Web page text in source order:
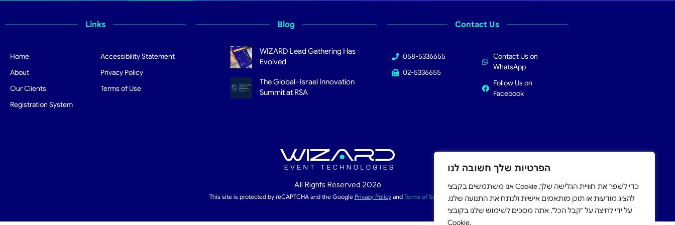
הפרטיות שלך חשובה לנו
אנו משתמשים בקבצי Cookie כדי לשפר את חוויית הגלישה שלך,
להציג מודעות או תוכן מותאמים אישית ולנתח את התנועה שלנו.
על ידי לחיצה על "קבל הכל", אתה מסכים לשימוש שלנו בקובצי
Cookie.
Links
Home
About
Our Clients
Registration System
Accessibility Statement
Privacy Policy
Terms of Use
Blog
WIZARD Lead Gathering Has
Evolved
The Global–Israel Innovation
Summit at RSA
Contact Us
058-5336655
02-5336655
Contact Us on
WhatsApp
Follow Us on
Facebook
All Rights Reserved 2026
This site is protected by reCAPTCHA and the Google Privacy Policyand Terms of Service apply.